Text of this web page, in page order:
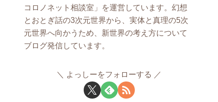
コロノネット相談室」を運営しています。幻想
とおとぎ話の3次元世界から、実体と真理の5次
元世界へ向かうため、新世界の考え方について
ブログ発信しています。
よっしーをフォローする